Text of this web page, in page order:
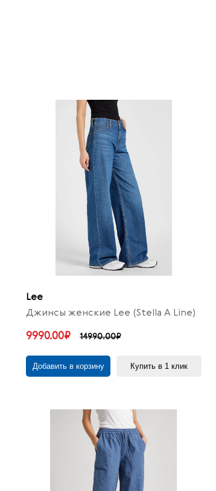
Lee
Джинсы женские Lee (Stella A Line)
9990.00₽ 14990.00₽
Добавить в корзину Купить в 1 клик